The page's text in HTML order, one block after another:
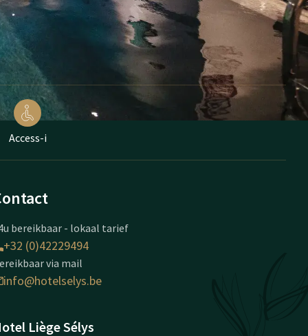
Access-i
bereikbaar - lokaal tarief
+32 (0)42229494
via mail
info@hotelselys.be
Liège Sélys